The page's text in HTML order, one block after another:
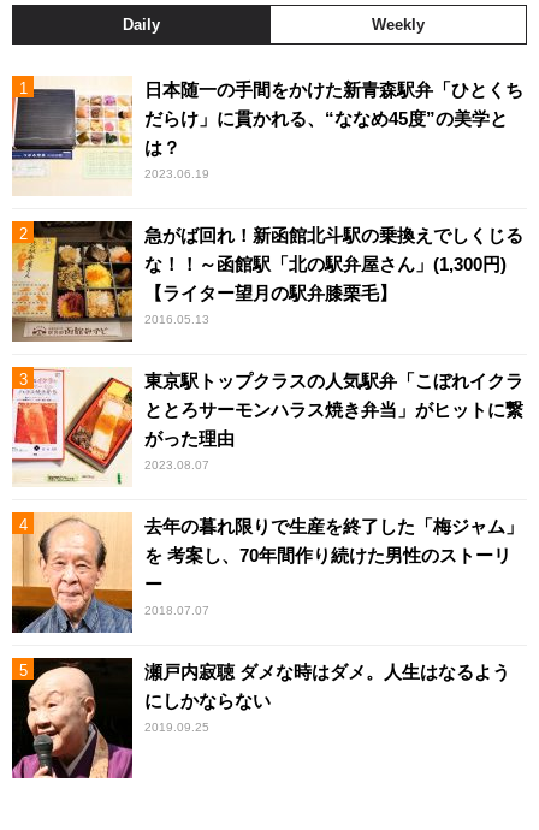
Daily Weekly
日本随一の手間をかけた新青森駅弁「ひとくち
だらけ」に貫かれる、“ななめ45度”の美学と
は？
2023.06.19
急がば回れ！新函館北斗駅の乗換えでしくじる
な！！～函館駅「北の駅弁屋さん」(1,300円)
【ライター望月の駅弁膝栗毛】
2016.05.13
東京駅トップクラスの人気駅弁「こぼれイクラ
ととろサーモンハラス焼き弁当」がヒットに繋
がった理由
2023.08.07
去年の暮れ限りで生産を終了した「梅ジャム」
を 考案し、70年間作り続けた男性のストーリ
ー
2018.07.07
瀬戸内寂聴 ダメな時はダメ。人生はなるよう
にしかならない
2019.09.25